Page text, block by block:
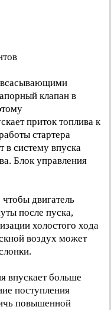
всасывающими
клапан в
приток топлива к
стартера
в систему впуска
Блок управления
двигатель
после пуска,
холостого хода
воздух может
впускает больше
поступления
повышенной